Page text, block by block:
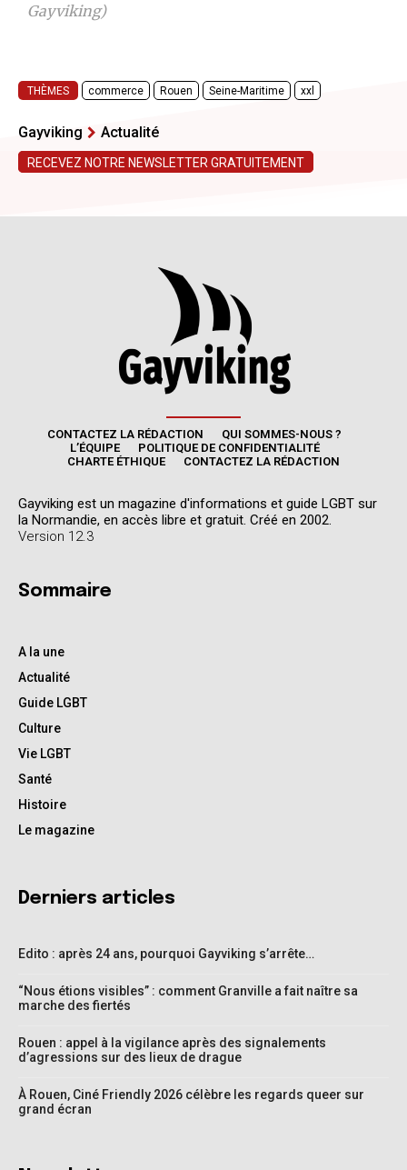
Gayviking)
THÈMES commerce Rouen Seine-Maritime xxl
Gayviking Actualité
RECEVEZ NOTRE NEWSLETTER GRATUITEMENT
CONTACTEZ LA RÉDACTION
QUI SOMMES-NOUS ?
L’ÉQUIPE
POLITIQUE DE CONFIDENTIALITÉ
CHARTE ÉTHIQUE
CONTACTEZ LA RÉDACTION
Gayviking est un magazine d'informations et guide LGBT sur
la Normandie, en accès libre et gratuit. Créé en 2002.
Version 12.3
Sommaire
A la une
Actualité
Guide LGBT
Culture
Vie LGBT
Santé
Histoire
Le magazine
Derniers articles
Edito : après 24 ans, pourquoi Gayviking s’arrête…
“Nous étions visibles” : comment Granville a fait naître sa
marche des fiertés
Rouen : appel à la vigilance après des signalements
d’agressions sur des lieux de drague
À Rouen, Ciné Friendly 2026 célèbre les regards queer sur
grand écran